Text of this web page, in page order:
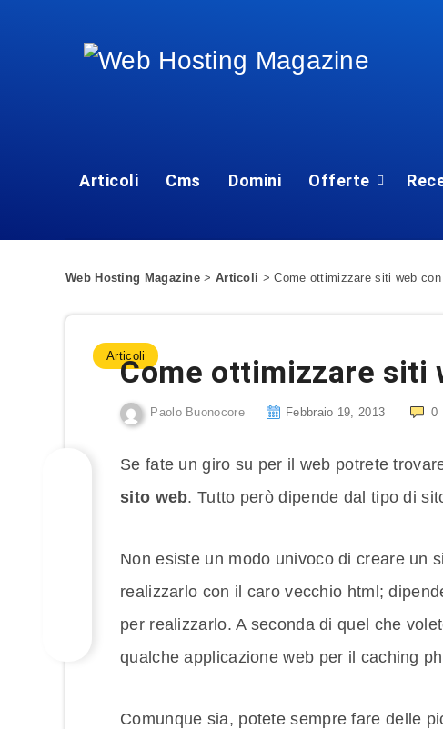
Articoli Cms Domini Offerte
Web Hosting Magazine > Articoli >Come ottimizzare siti web con
Articoli
Come ottimizzare siti
Paolo Buonocore Febbraio 19, 2013 0
Se fate un giro su per il web potrete
sito web. Tutto però dipende dal tipo di
Non esiste un modo univoco di creare un
realizzarlo con il caro vecchio html;
per realizzarlo. A seconda di quel che
qualche applicazione web per il caching
Comunque sia, potete sempre fare delle